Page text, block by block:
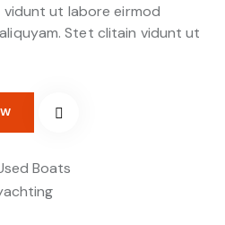
ut labore eirmod
Stet clitain vidunt ut
Boats